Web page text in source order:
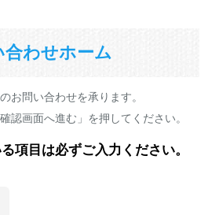
合わせホーム
お問い合わせを承ります。
認画面へ進む」を押してください。
項目は必ずご入力ください。